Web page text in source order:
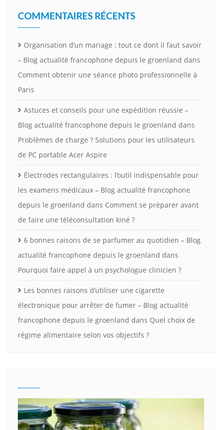
COMMENTAIRES RÉCENTS
Organisation d’un mariage : tout ce dont il faut savoir
– Blog actualité francophone depuis le groenland dans
Comment obtenir une séance photo professionnelle à
Paris
Astuces et conseils pour une expédition réussie –
Blog actualité francophone depuis le groenland dans
Problèmes de charge ? Solutions pour les utilisateurs
de PC portable Acer Aspire
Électrodes rectangulaires : l’outil indispensable pour
les examens médicaux – Blog actualité francophone
depuis le groenland dans Comment se préparer avant
de faire une téléconsultation kiné ?
6 bonnes raisons de se parfumer au quotidien – Blog
actualité francophone depuis le groenland dans
Pourquoi faire appel à un psychologue clinicien ?
Les bonnes raisons d’utiliser une cigarette
électronique pour arrêter de fumer – Blog actualité
francophone depuis le groenland dans Quel choix de
régime alimentaire selon vos objectifs ?